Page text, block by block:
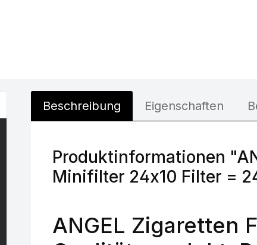
Beschreibung Eigenschaften
Produktinformationen
Minifilter 24x10 Filter =
ANGEL Zigaretten